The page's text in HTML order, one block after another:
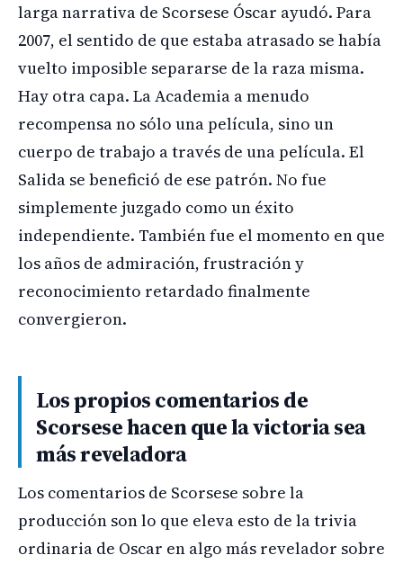
larga narrativa de Scorsese Óscar ayudó. Para
2007, el sentido de que estaba atrasado se había
vuelto imposible separarse de la raza misma.
Hay otra capa. La Academia a menudo
recompensa no sólo una película, sino un
cuerpo de trabajo a través de una película. El
Salida se benefició de ese patrón. No fue
simplemente juzgado como un éxito
independiente. También fue el momento en que
los años de admiración, frustración y
reconocimiento retardado finalmente
convergieron.
Los propios comentarios de
Scorsese hacen que la victoria sea
más reveladora
Los comentarios de Scorsese sobre la
producción son lo que eleva esto de la trivia
ordinaria de Oscar en algo más revelador sobre